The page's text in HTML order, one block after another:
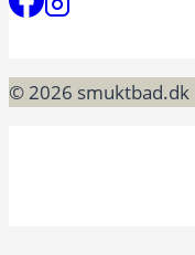
© 2026 smuktbad.dk